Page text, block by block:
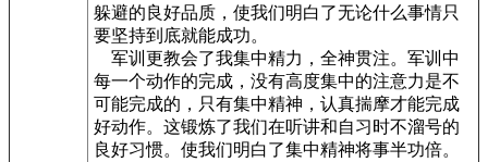
躲避的良好品质，使我们明白了无论什么事情只
要坚持到底就能成功。
军训更教会了我集中精力，全神贯注。军训中
每一个动作的完成，没有高度集中的注意力是不
可能完成的，只有集中精神，认真揣摩才能完成
好动作。这锻炼了我们在听讲和自习时不溜号的
良好习惯。使我们明白了集中精神将事半功倍。